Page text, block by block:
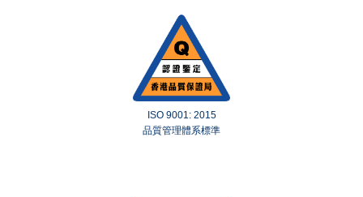
ISO 9001: 2015
品質管理體系標準